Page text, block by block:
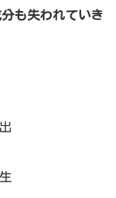
も失われていき